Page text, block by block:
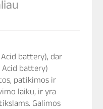
Acid battery), dar
Acid battery)
patikimos ir
laiku, ir yra
Galimos